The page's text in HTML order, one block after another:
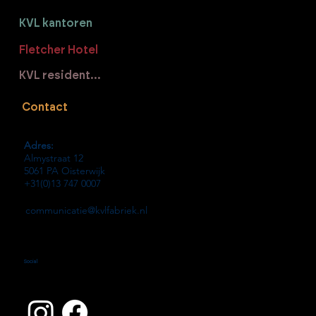
KVL residenties
Fletcher Hotel
KVL kantoren
Contact
Adres:
Almystraat 12
5061 PA Oisterwijk
+31(0)13 747 0007
communicatie@kvlfabriek.nl
Social